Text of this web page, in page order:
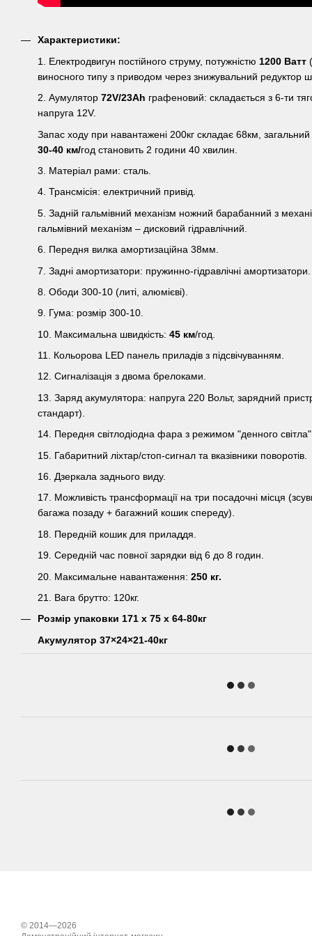
Характеристики:
1. Електродвигун постійного струму, потужністю 1200 Ватт
виносного типу з приводом через знижувальний редуктор
2. Аумулятор 72V/23Ah графеновий: складається з 6-ти
напруга 12V.
Запас ходу при навантажені 200кг складає 68км,
30-40 км/год становить 2 години 40 хвилин.
3. Матеріал рами: сталь.
4. Трансмісія: електричний привід.
5. Задній гальмівний механізм ножний барабанний з
гальмівний механізм – дисковий гідравлічний.
6. Передня вилка амортизаційна 38мм.
7. Задні амортизатори: пружинно-гідравлічні амортизатори.
8. Ободи 300-10 (литі, алюмієві).
9. Гума: розмір 300-10.
10. Максимальна швидкість: 45 км/год.
11. Кольорова LED панель приладів з підсвічуванням.
12. Сигналізація з двома брелоками.
13. Заряд акумулятора: напруга 220 Вольт, зарядний
стандарт).
14. Передня світлодіодна фара з режимом "денного
15. Габаритний ліхтар/стоп-сигнал та вказівники поворотів.
16. Дзеркала заднього виду.
17. Можливість трансформації на три посадочні місця
багажа позаду + багажний кошик спереду).
18. Передній кошик для приладдя.
19. Середній час повної зарядки від 6 до 8 годин.
20. Максимальне навантаження: 250 кг.
21. Вага брутто: 120кг.
Розмір упаковки 171 х 75 х 64-80кг
Акумулятор 37×24×21-40кг
© 2014—2026